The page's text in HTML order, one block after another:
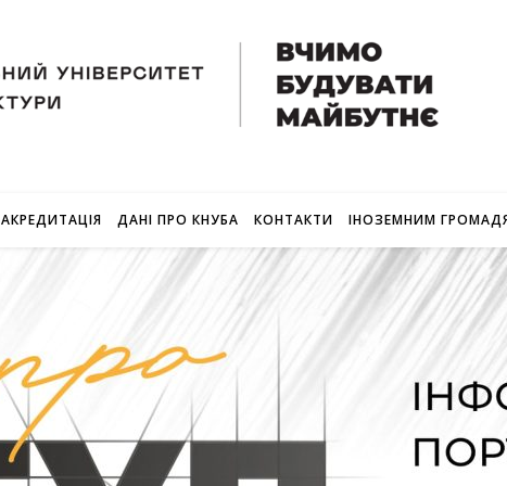
АКРЕДИТАЦІЯ ДАНІ ПРО КНУБА КОНТАКТИ ІНОЗЕМНИМ